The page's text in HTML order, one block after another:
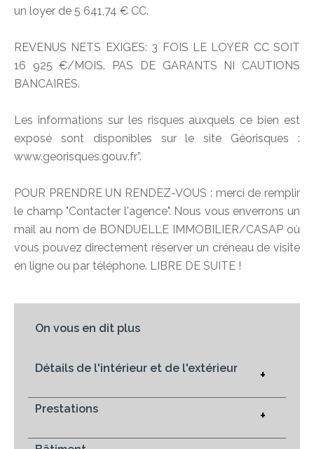
un loyer de 5 641,74 € CC.
REVENUS NETS EXIGES: 3 FOIS LE LOYER CC SOIT
16 925 €/MOIS. PAS DE GARANTS NI CAUTIONS
BANCAIRES.
Les informations sur les risques auxquels ce bien est
exposé sont disponibles sur le site Géorisques :
www.georisques.gouv.fr”.
POUR PRENDRE UN RENDEZ-VOUS : merci de remplir
le champ "Contacter l'agence". Nous vous enverrons un
mail au nom de BONDUELLE IMMOBILIER/CASAP où
vous pouvez directement réserver un créneau de visite
en ligne ou par téléphone. LIBRE DE SUITE !
On vous en dit plus
Détails de l'intérieur et de l'extérieur +
Prestations +